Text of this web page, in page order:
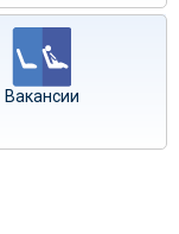
Вакансии